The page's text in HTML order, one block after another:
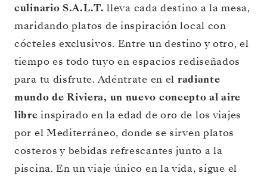
culinario S.A.L.T. lleva cada destino a la mesa,
maridando platos de inspiración local con
cócteles exclusivos. Entre un destino y otro, el
tiempo es todo tuyo en espacios rediseñados
para tu disfrute. Adéntrate en el radiante
mundo de Riviera, un nuevo concepto al aire
libre inspirado en la edad de oro de los viajes
por el Mediterráneo, donde se sirven platos
costeros y bebidas refrescantes junto a la
piscina. En un viaje único en la vida, sigue el